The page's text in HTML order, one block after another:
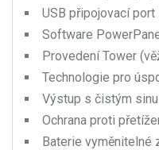
USB připojovací port
Software
Provedení Tower
Technologie pro
Výstup s čistým
Ochrana proti
Baterie vyměnitelné